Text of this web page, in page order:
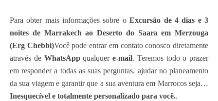
Para obter mais informações sobre oExcursão de 4 dias e 3
noites de Marrakech ao Deserto do Saara em Merzouga
(Erg Chebbi)Você pode entrar em contato conosco diretamente
através de WhatsAppqualquer e-mail. Teremos todo o prazer
em responder a todas as suas perguntas, ajudar no planeamento
da sua viagem e garantir que a sua aventura em Marrocos seja…
Inesquecível e totalmente personalizado para você..